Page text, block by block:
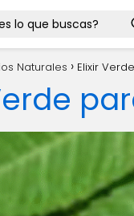
Naturales Elixir